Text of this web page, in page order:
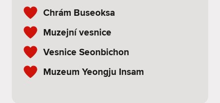
Chrám Buseoksa
Muzejní vesnice
Vesnice Seonbichon
Muzeum Yeongju Insam